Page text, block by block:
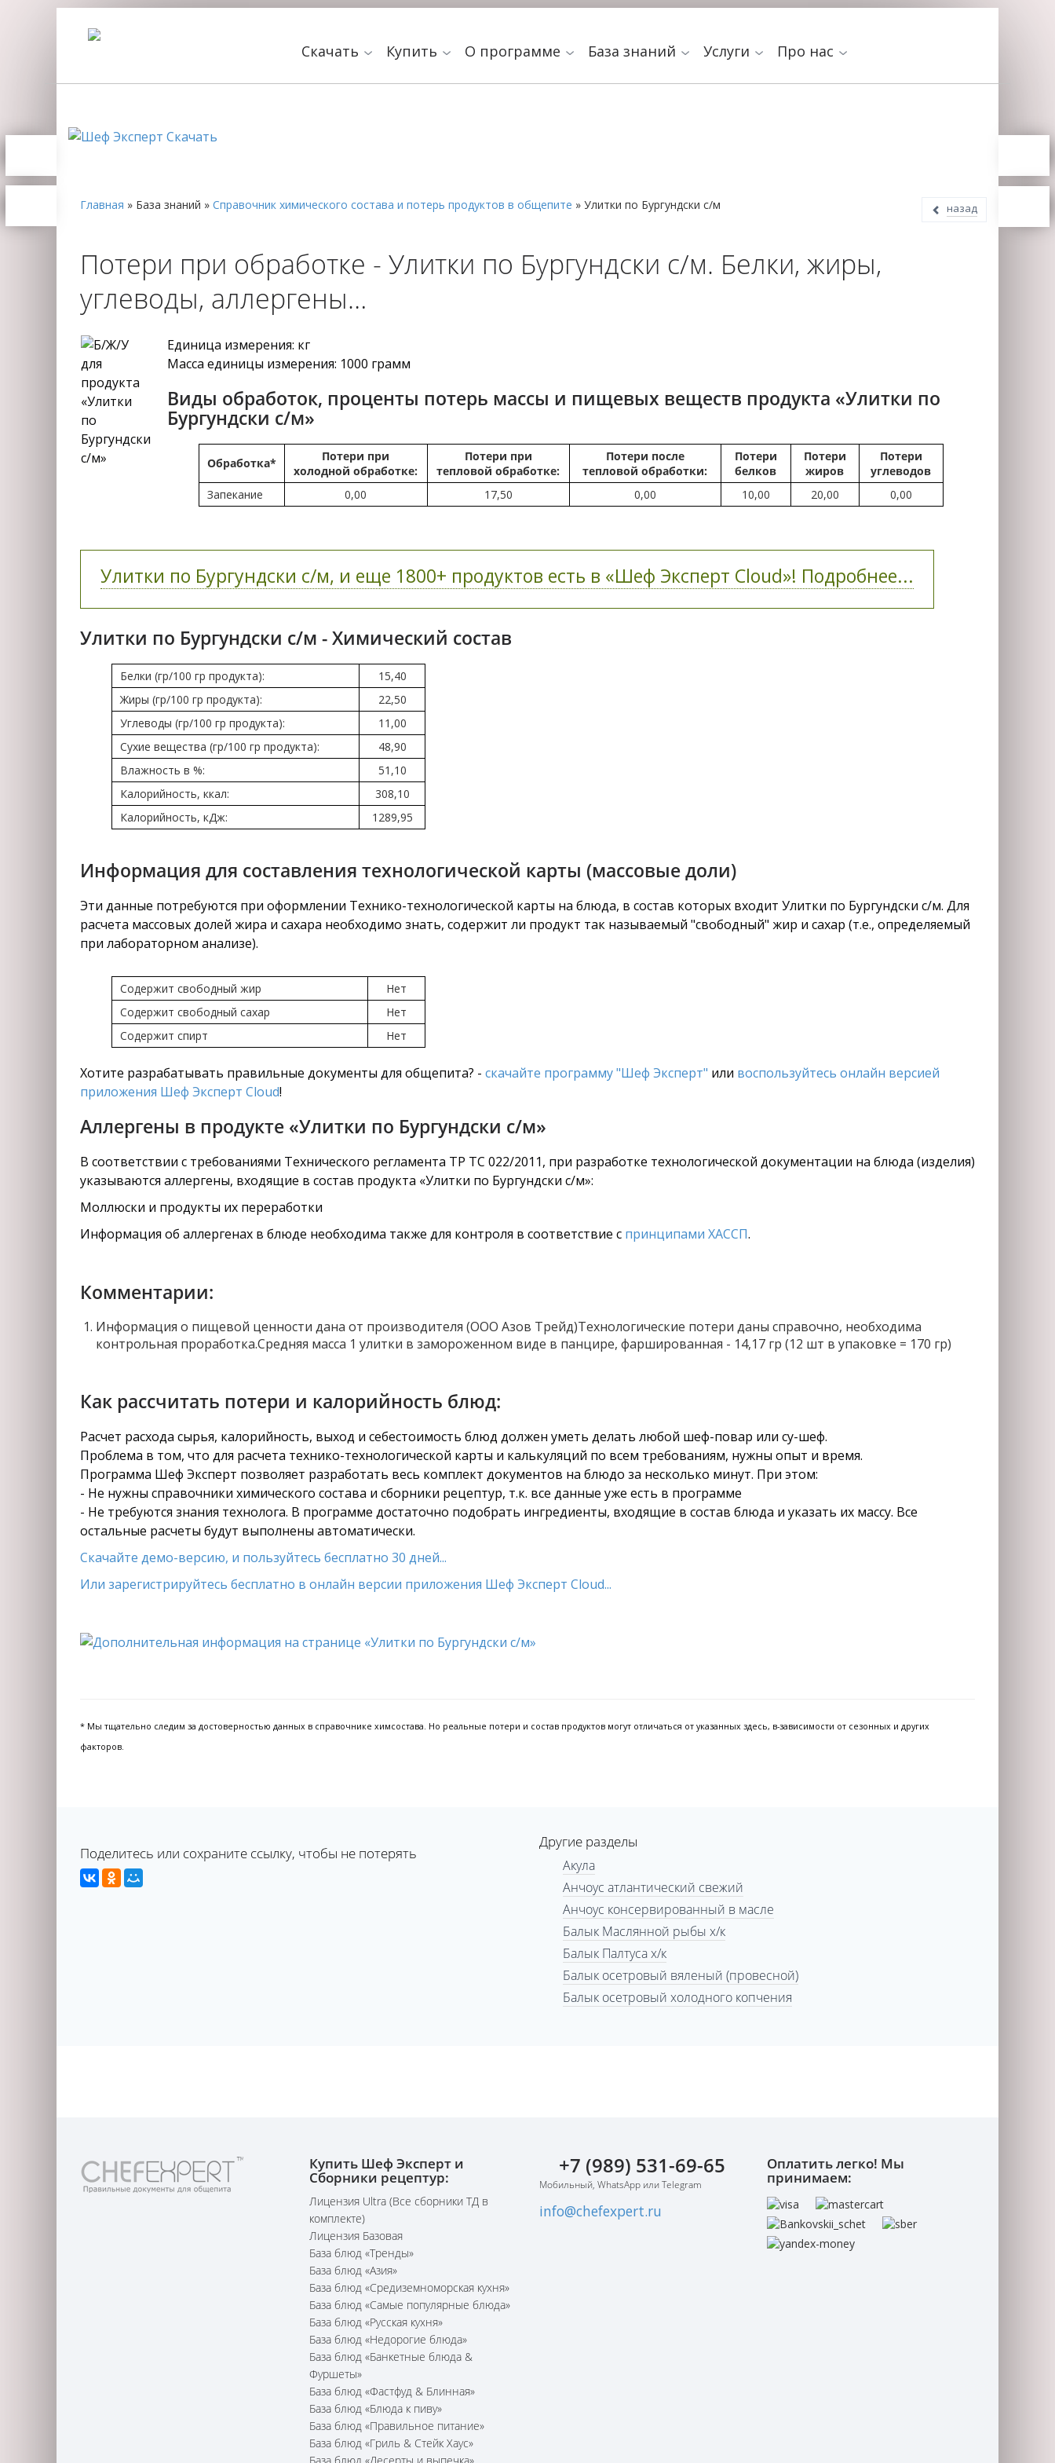
Скачать Купить О программе База знаний Услуги Про нас
Главная » База знаний » Справочник химического состава и потерь продуктов в общепите » Улитки по Бургундски с/м назад
Потери при обработке - Улитки по Бургундски с/м. Белки, жиры,
углеводы, аллергены…
Единица измерения: кг
Масса единицы измерения: 1000 грамм
Виды обработок, проценты потерь массы и пищевых веществ продукта «Улитки по
Бургундски с/м»
Обработка*
Потери при
холодной обработке:
Потери при
тепловой обработке:
Потери после
тепловой обработки:
Потери
белков
Потери
жиров
Потери
углеводов
Запекание
0,00 17,50 0,00 10,00 20,00 0,00
Улитки по Бургундски с/м, и еще 1800+ продуктов есть в «Шеф Эксперт Cloud»! Подробнее...
Улитки по Бургундски с/м - Химический состав
Белки (гр/100 гр продукта):
15,40
Жиры (гр/100 гр продукта):
22,50
Углеводы (гр/100 гр продукта):
11,00
Сухие вещества (гр/100 гр продукта):
48,90
Влажность в %:
51,10
Калорийность, ккал:
308,10
Калорийность, кДж:
1289,95
Информация для составления технологической карты (массовые доли)
Эти данные потребуются при оформлении Технико-технологической карты на блюда, в состав которых входит Улитки по Бургундски с/м. Для
расчета массовых долей жира и сахара необходимо знать, содержит ли продукт так называемый "свободный" жир и сахар (т.е., определяемый
при лабораторном анализе).
Содержит свободный жир
Нет
Содержит свободный сахар
Нет
Содержит спирт
Нет
Хотите разрабатывать правильные документы для общепита? - скачайте программу "Шеф Эксперт" или воспользуйтесь онлайн версией
приложения Шеф Эксперт Cloud!
Аллергены в продукте «Улитки по Бургундски с/м»
В соответствии с требованиями Технического регламента ТР ТС 022/2011, при разработке технологической документации на блюда (изделия)
указываются аллергены, входящие в состав продукта «Улитки по Бургундски с/м»:
Моллюски и продукты их переработки
Информация об аллергенах в блюде необходима также для контроля в соответствие с принципами ХАССП.
Комментарии:
Информация о пищевой ценности дана от производителя (ООО Азов Трейд)Технологические потери даны справочно, необходима
контрольная проработка.Средняя масса 1 улитки в замороженном виде в панцире, фаршированная - 14,17 гр (12 шт в упаковке = 170 гр)
Как рассчитать потери и калорийность блюд:
Расчет расхода сырья, калорийность, выход и себестоимость блюд должен уметь делать любой шеф-повар или су-шеф.
Проблема в том, что для расчета технико-технологической карты и калькуляций по всем требованиям, нужны опыт и время.
Программа Шеф Эксперт позволяет разработать весь комплект документов на блюдо за несколько минут. При этом:
- Не нужны справочники химического состава и сборники рецептур, т.к. все данные уже есть в программе
- Не требуются знания технолога. В программе достаточно подобрать ингредиенты, входящие в состав блюда и указать их массу. Все
остальные расчеты будут выполнены автоматически.
Скачайте демо-версию, и пользуйтесь бесплатно 30 дней...
Или зарегистрируйтесь бесплатно в онлайн версии приложения Шеф Эксперт Cloud...
* Мы тщательно следим за достоверностью данных в справочнике химсостава. Но реальные потери и состав продуктов могут отличаться от указанных здесь, в-зависимости от сезонных и других
факторов.
Поделитесь или сохраните ссылку, чтобы не потерять
Другие разделы
Акула
Анчоус атлантический свежий
Анчоус консервированный в масле
Балык Маслянной рыбы х/к
Балык Палтуса х/к
Балык осетровый вяленый (провесной)
Балык осетровый холодного копчения
Купить Шеф Эксперт и
Сборники рецептур:
Лицензия Ultra (Все сборники ТД в
комплекте)
Лицензия Базовая
База блюд «Тренды»
База блюд «Азия»
База блюд «Средиземноморская кухня»
База блюд «Самые популярные блюда»
База блюд «Русская кухня»
База блюд «Недорогие блюда»
База блюд «Банкетные блюда &
Фуршеты»
База блюд «Фастфуд & Блинная»
База блюд «Блюда к пиву»
База блюд «Правильное питание»
База блюд «Гриль & Стейк Хаус»
+7 (989) 531-69-65
Мобильный, WhatsApp или Telegram
info@chefexpert.ru
Оплатить легко! Мы
принимаем: